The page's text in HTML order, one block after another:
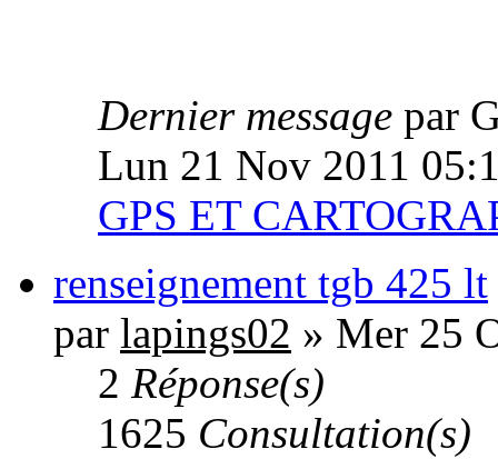
Dernier message par
Lun 21 Nov 2011
GPS ET
renseignement tgb 425 lt
par lapings02 » Mer 25
2 Réponse(s)
1625 Consultation(s)